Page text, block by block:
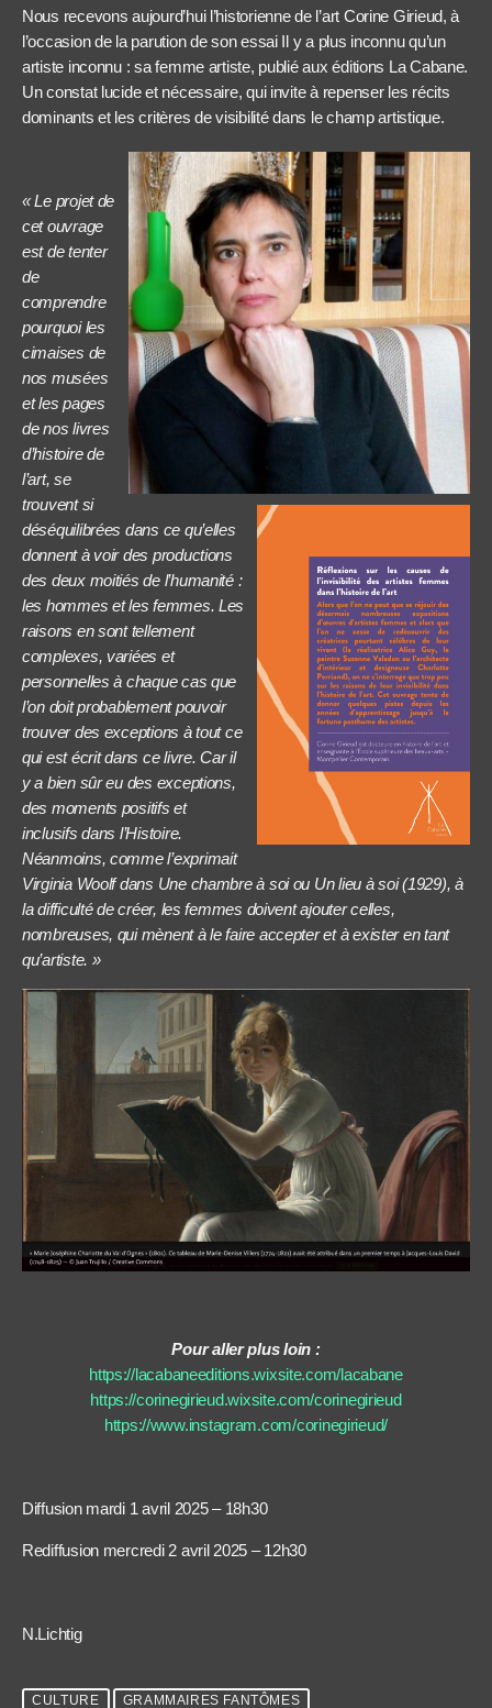
Nous recevons aujourd’hui l’historienne de l’art Corine Girieud, à
l’occasion de la parution de son essai Il y a plus inconnu qu’un
artiste inconnu : sa femme artiste, publié aux éditions La Cabane.
Un constat lucide et nécessaire, qui invite à repenser les récits
dominants et les critères de visibilité dans le champ artistique.
« Le projet de
cet ouvrage
est de tenter
de
comprendre
pourquoi les
cimaises de
nos musées
et les pages
de nos livres
d’histoire de
l’art, se
trouvent si
déséquilibrées dans ce qu’elles
donnent à voir des productions
des deux moitiés de l’humanité :
les hommes et les femmes. Les
raisons en sont tellement
complexes, variées et
personnelles à chaque cas que
l’on doit probablement pouvoir
trouver des exceptions à tout ce
qui est écrit dans ce livre. Car il
y a bien sûr eu des exceptions,
des moments positifs et
inclusifs dans l’Histoire.
Néanmoins, comme l’exprimait
Virginia Woolf dans Une chambre à soi ou Un lieu à soi (1929), à
la difficulté de créer, les femmes doivent ajouter celles,
nombreuses, qui mènent à le faire accepter et à exister en tant
qu’artiste. »
Pour aller plus loin :
https://lacabaneeditions.wixsite.com/lacabane
https://corinegirieud.wixsite.com/corinegirieud
https://www.instagram.com/corinegirieud/
Diffusion mardi 1 avril 2025 – 18h30
Rediffusion mercredi 2 avril 2025 – 12h30
N.Lichtig
CULTURE GRAMMAIRES FANTÔMES